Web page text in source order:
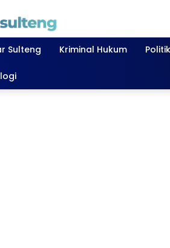
Sulteng Kriminal Hukum Politik